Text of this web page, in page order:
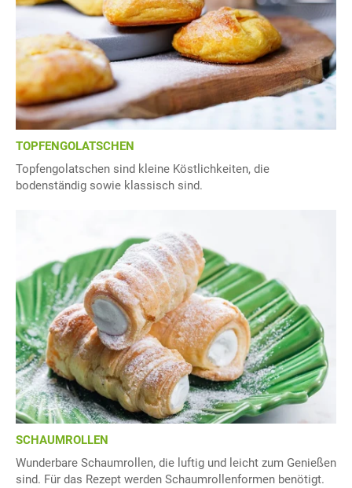
TOPFENGOLATSCHEN
Topfengolatschen sind kleine Köstlichkeiten, die
bodenständig sowie klassisch sind.
SCHAUMROLLEN
Wunderbare Schaumrollen, die luftig und leicht zum Genießen
sind. Für das Rezept werden Schaumrollenformen benötigt.